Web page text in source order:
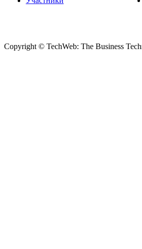
Copyright © TechWeb: The Business